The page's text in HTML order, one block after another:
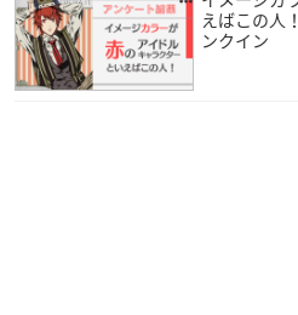
（引用：「うたの☆プリンスさまっ♪
ト）
えばこの人
ンクイン